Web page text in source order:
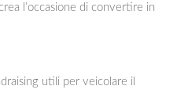
l’occasione di convertire in
utili per veicolare il